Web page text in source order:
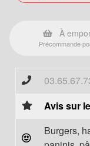
À
Précommande
Avis sur
Burgers,